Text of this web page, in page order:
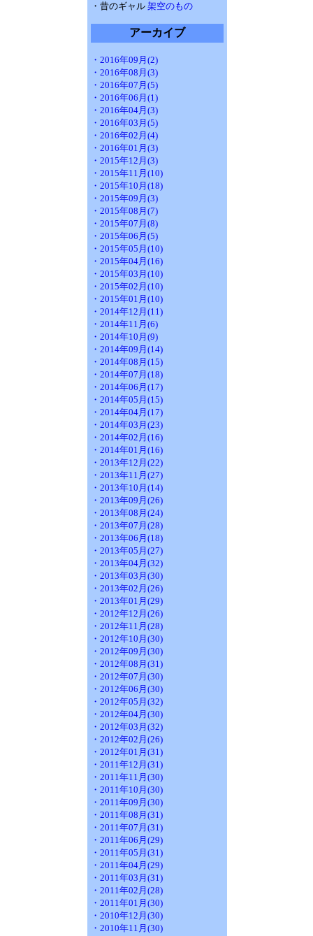
・昔のギャル 架空のもの
アーカイブ
・2016年09月(2)
・2016年08月(3)
・2016年07月(5)
・2016年06月(1)
・2016年04月(3)
・2016年03月(5)
・2016年02月(4)
・2016年01月(3)
・2015年12月(3)
・2015年11月(10)
・2015年10月(18)
・2015年09月(3)
・2015年08月(7)
・2015年07月(8)
・2015年06月(5)
・2015年05月(10)
・2015年04月(16)
・2015年03月(10)
・2015年02月(10)
・2015年01月(10)
・2014年12月(11)
・2014年11月(6)
・2014年10月(9)
・2014年09月(14)
・2014年08月(15)
・2014年07月(18)
・2014年06月(17)
・2014年05月(15)
・2014年04月(17)
・2014年03月(23)
・2014年02月(16)
・2014年01月(16)
・2013年12月(22)
・2013年11月(27)
・2013年10月(14)
・2013年09月(26)
・2013年08月(24)
・2013年07月(28)
・2013年06月(18)
・2013年05月(27)
・2013年04月(32)
・2013年03月(30)
・2013年02月(26)
・2013年01月(29)
・2012年12月(26)
・2012年11月(28)
・2012年10月(30)
・2012年09月(30)
・2012年08月(31)
・2012年07月(30)
・2012年06月(30)
・2012年05月(32)
・2012年04月(30)
・2012年03月(32)
・2012年02月(26)
・2012年01月(31)
・2011年12月(31)
・2011年11月(30)
・2011年10月(30)
・2011年09月(30)
・2011年08月(31)
・2011年07月(31)
・2011年06月(29)
・2011年05月(31)
・2011年04月(29)
・2011年03月(31)
・2011年02月(28)
・2011年01月(30)
・2010年12月(30)
・2010年11月(30)